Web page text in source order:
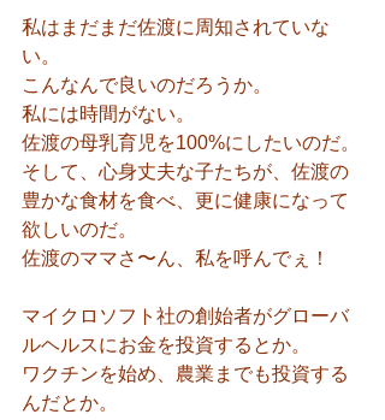
私はまだまだ佐渡に周知されていな
い。
こんなんで良いのだろうか。
私には時間がない。
佐渡の母乳育児を100%にしたいのだ。
そして、心身丈夫な子たちが、佐渡の
豊かな食材を食べ、更に健康になって
欲しいのだ。
佐渡のママさ〜ん、私を呼んでぇ！
マイクロソフト社の創始者がグローバ
ルヘルスにお金を投資するとか。
ワクチンを始め、農業までも投資する
んだとか。